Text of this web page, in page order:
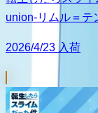
union-リムル＝テ
2026/4/23 入荷